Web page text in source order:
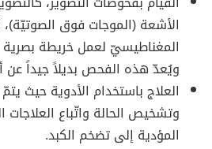
الأشعة (الموجات فوق الصوتيّة)،
المغناطيسيّ لعمل خريطة بصرية
ويُعدّ هذه الفحص بديلاً جيداً عن
العلاج باستخدام الأدوية حيث
وتشخيص الحالة واتّباع
المؤدية إلى تضخم الكبد.